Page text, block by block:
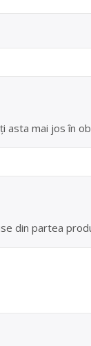
asta mai jos în
din partea